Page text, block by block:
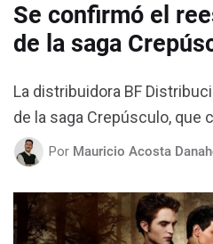
Se confirmó el
de la saga
La distribuidora BF
de la saga Crepúsculo, que
Por Mauricio Acosta